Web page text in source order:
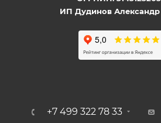
ИП Дудинов
+7 499 322 78 33